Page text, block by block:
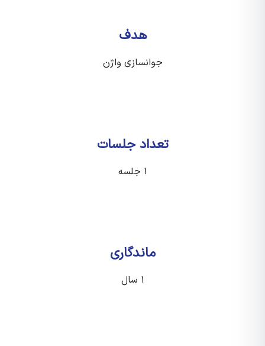
هدف
جوانسازی واژن
تعداد جلسات
ماندگاری